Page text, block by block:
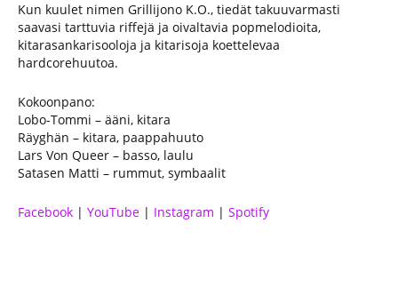
Kun kuulet nimen Grillijono K.O., tiedät takuuvarmasti
saavasi tarttuvia riffejä ja oivaltavia popmelodioita,
kitarasankarisooloja ja kitarisoja koettelevaa
hardcorehuutoa.
Kokoonpano:
Lobo-Tommi – ääni, kitara
Räyghän – kitara, paappahuuto
Lars Von Queer – basso, laulu
Satasen Matti – rummut, symbaalit
Facebook | YouTube | Instagram | Spotify